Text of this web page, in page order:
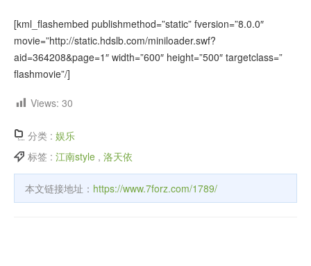
观点·讨论
其他
娱乐
关于
[kml_flashembed publishmethod=”static” fversion=”8.0.0″
movie=”http://static.hdslb.com/miniloader.swf?
aid=364208&page=1″ width=”600″ height=”500″ targetclass=”
flashmovie”/]
Views: 30
分类 : 娱乐
标签 : 江南style , 洛天依
本文链接地址： https://www.7forz.com/1789/